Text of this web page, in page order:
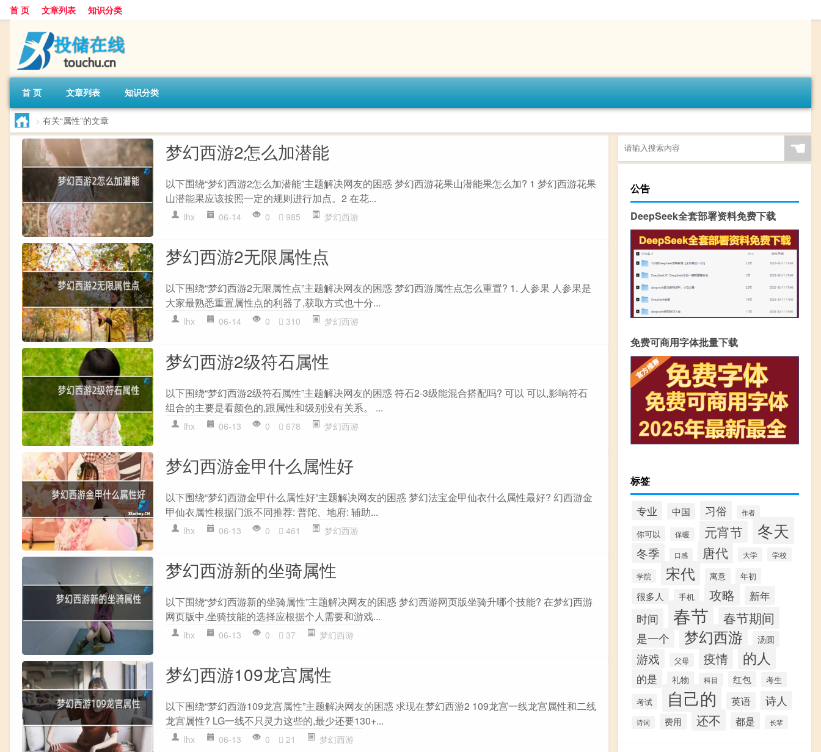
首 页 文章列表 知识分类
首 页 文章列表 知识分类
> 有关“属性”的文章
梦幻西游2怎么加潜能
以下围绕“梦幻西游2怎么加潜能”主题解决网友的困惑 梦幻西游花果山潜能果怎么加? 1 梦幻西游花果
山潜能果应该按照一定的规则进行加点。2 在花...
lhx 06-14 0 985 梦幻西游
梦幻西游2无限属性点
以下围绕“梦幻西游2无限属性点”主题解决网友的困惑 梦幻西游属性点怎么重置? 1. 人参果 人参果是
大家最熟悉重置属性点的利器了,获取方式也十分...
lhx 06-14 0 310 梦幻西游
梦幻西游2级符石属性
以下围绕“梦幻西游2级符石属性”主题解决网友的困惑 符石2-3级能混合搭配吗? 可以 可以,影响符石
组合的主要是看颜色的,跟属性和级别没有关系。 ...
lhx 06-13 0 678 梦幻西游
梦幻西游金甲什么属性好
以下围绕“梦幻西游金甲什么属性好”主题解决网友的困惑 梦幻法宝金甲仙衣什么属性最好? 幻西游金
甲仙衣属性根据门派不同推荐: 普陀、地府: 辅助...
lhx 06-13 0 461 梦幻西游
梦幻西游新的坐骑属性
以下围绕“梦幻西游新的坐骑属性”主题解决网友的困惑 梦幻西游网页版坐骑升哪个技能? 在梦幻西游
网页版中,坐骑技能的选择应根据个人需要和游戏...
lhx 06-13 0 37 梦幻西游
梦幻西游109龙宫属性
以下围绕“梦幻西游109龙宫属性”主题解决网友的困惑 求现在梦幻西游2 109龙宫一线龙宫属性和二线
龙宫属性? LG一线不只灵力这些的,最少还要130+...
lhx 06-13 0 21 梦幻西游
☚
公告
DeepSeek全套部署资料免费下载
免费可商用字体批量下载
标签
专业 中国 习俗 作者
你可以 保暖 元宵节 冬天
冬季 口感 唐代 大学 学校
学院 宋代 寓意 年初
很多人 手机 攻略 新年
时间 春节 春节期间
是一个 梦幻西游 汤圆
游戏 父母 疫情 的人
的是 礼物 科目 红包
考生
考试
自己的 英语 诗人
诗词 费用 还不 都是 长辈